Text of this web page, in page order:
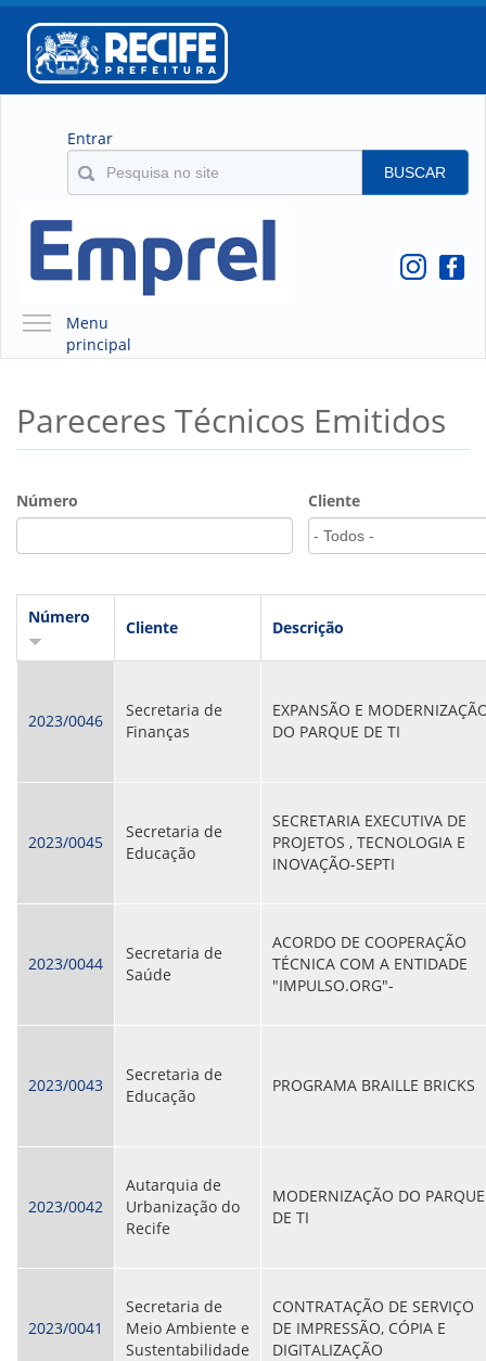
Entrar
BUSCAR
Menu
principal
QUEM SOMOS
O QUE É A EMPREL
ORGANOGRAMA
LOCALIZAÇÃO
GOVERNANÇA
NOTÍCIAS
COMISSÕES
ATAS DE REGISTRO DE PREÇOS
GESTÃO DE PESSOAS
COLABORADORES
PARTICIPAÇÃO NOS LUCROS E RESULTADOS
CONSULTA MEUS RECURSOS PLR
CONSULTA TODOS RECURSOS PLR
PGDE - PROGRAMA DE GERENCIAMENTO DO
DESEMPENHO DOS EMPREGADOS DA EMPREL
CAPACITAÇÃO
PPP - PERFIL PROFISSIOGRÁFICO
PREVIDENCIÁRIO
PROGRAMA QUALIDADE DE VIDA
PGDE 2022
PGDE 2023
PGDE 2024
Pareceres Técnicos Emitidos
Número Cliente
Número
Cliente Descrição
2023/0046
Secretaria de
Finanças
EXPANSÃO E
DO PARQUE DE TI
2023/0045
Secretaria de
Educação
SECRETARIA EXECUTIVA DE
PROJETOS , TECNOLOGIA E
INOVAÇÃO-SEPTI
2023/0044
Secretaria de
Saúde
ACORDO DE COOPERAÇÃO
TÉCNICA COM A ENTIDADE
"IMPULSO.ORG"-
2023/0043
Secretaria de
Educação
PROGRAMA BRAILLE BRICKS
2023/0042
Autarquia de
Urbanização do
Recife
MODERNIZAÇÃO DO PARQUE
DE TI
2023/0041
Secretaria de
Meio Ambiente e
Sustentabilidade
CONTRATAÇÃO DE SERVIÇO
DE IMPRESSÃO, CÓPIA E
DIGITALIZAÇÃO